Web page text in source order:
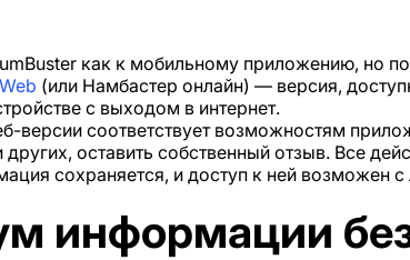
как к мобильному приложению, но
(или Намбастер онлайн) — версия,
с выходом в интернет.
версии соответствует возможностям
оставить собственный отзыв. Все
сохраняется, и доступ к ней возможен
информации